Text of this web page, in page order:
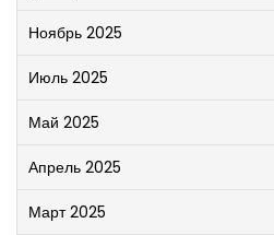
Ноябрь 2025
Июль 2025
Май 2025
Апрель 2025
Март 2025